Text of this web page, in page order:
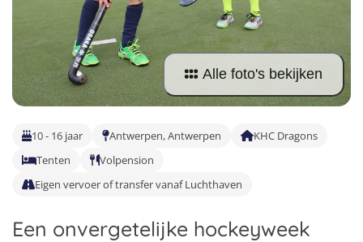
Malta
Nederland
Buitenland
Surfkampen Buitenland
Surfkampen 18+
Taalvakanties Duits
Taalvakanties Italiaans
Alle foto's bekijken
10 - 16 jaar Antwerpen, Antwerpen
KHC Dragons
Tenten
Volpension
Eigen vervoer of transfer vanaf Luchthaven
Een onvergetelijke hockeyweek